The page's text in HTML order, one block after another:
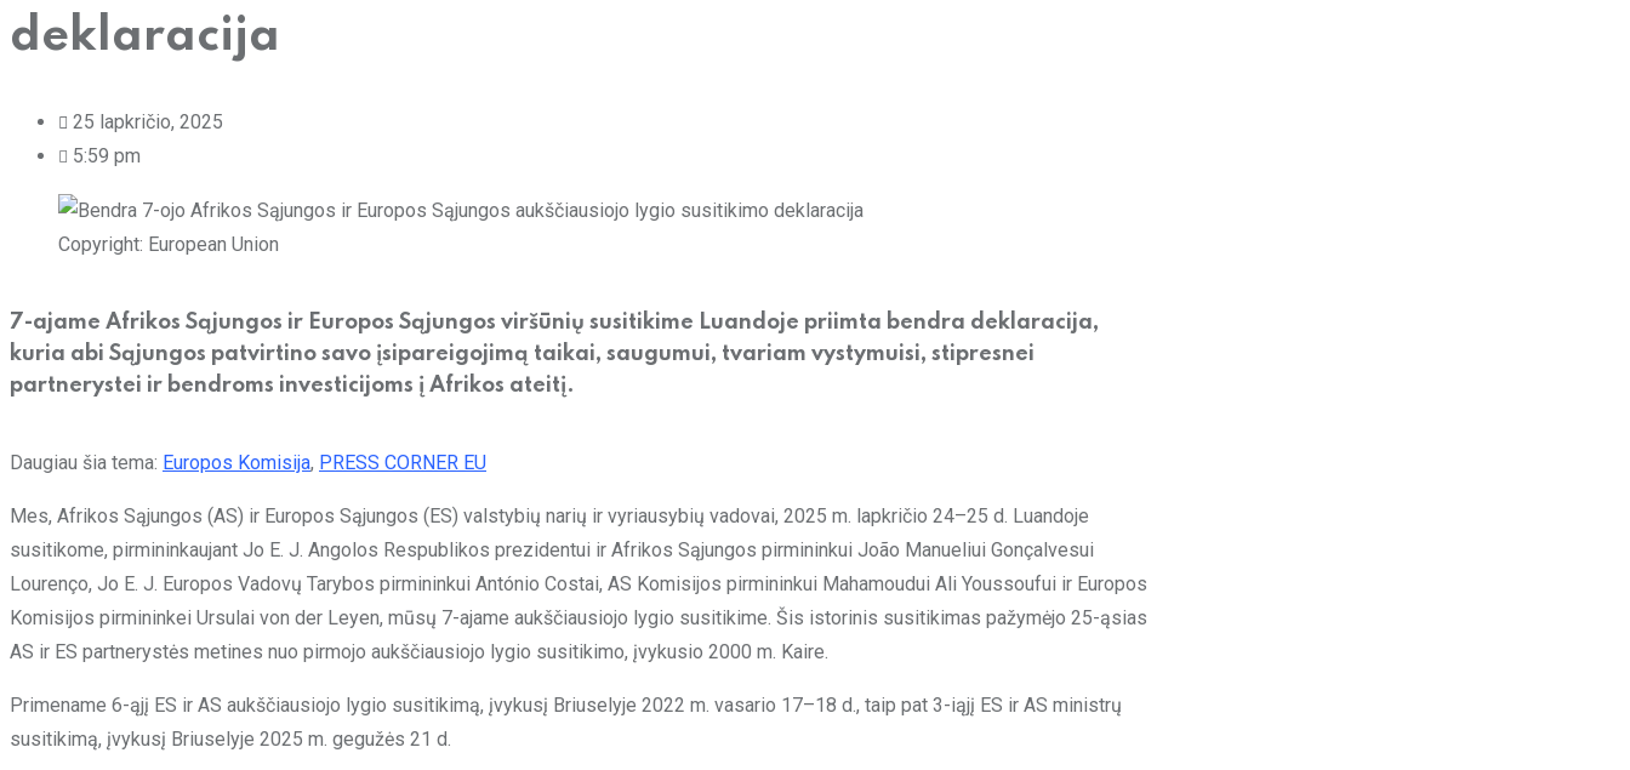
deklaracija
25 lapkričio, 2025
5:59 pm
Copyright: European Union
7-ajame Afrikos Sąjungos ir Europos Sąjungos viršūnių susitikime Luandoje priimta bendra deklaracija,
kuria abi Sąjungos patvirtino savo įsipareigojimą taikai, saugumui, tvariam vystymuisi, stipresnei
partnerystei ir bendroms investicijoms į Afrikos ateitį.
Daugiau šia tema: Europos Komisija, PRESS CORNER EU
Mes, Afrikos Sąjungos (AS) ir Europos Sąjungos (ES) valstybių narių ir vyriausybių vadovai, 2025 m. lapkričio 24–25 d. Luandoje
susitikome, pirmininkaujant Jo E. J. Angolos Respublikos prezidentui ir Afrikos Sąjungos pirmininkui João Manueliui Gonçalvesui
Lourenço, Jo E. J. Europos Vadovų Tarybos pirmininkui António Costai, AS Komisijos pirmininkui Mahamoudui Ali Youssoufui ir Europos
Komisijos pirmininkei Ursulai von der Leyen, mūsų 7-ajame aukščiausiojo lygio susitikime. Šis istorinis susitikimas pažymėjo 25-ąsias
AS ir ES partnerystės metines nuo pirmojo aukščiausiojo lygio susitikimo, įvykusio 2000 m. Kaire.
Primename 6-ąjį ES ir AS aukščiausiojo lygio susitikimą, įvykusį Briuselyje 2022 m. vasario 17–18 d., taip pat 3-iąjį ES ir AS ministrų
susitikimą, įvykusį Briuselyje 2025 m. gegužės 21 d.